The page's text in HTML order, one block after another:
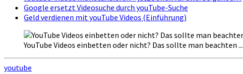
Google ersetzt Videosuche durch youTube-Suche
Geld verdienen mit youTube Videos (Einführung)
YouTube Videos einbetten oder nicht? Das sollte man beachten ...
youtube